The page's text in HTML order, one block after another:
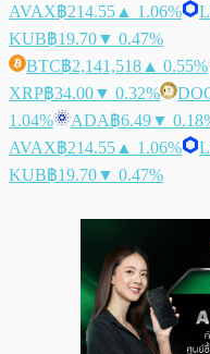
AVAX฿214.55 ▲ 1.06%
KUB฿19.70▼ 0.47%
BTC฿2,141,518 ▲ 0.55%
XRP฿34.00▼ 0.32%
1.04%
ADA฿6.49▼
AVAX฿214.55 ▲ 1.06%
KUB฿19.70▼ 0.47%